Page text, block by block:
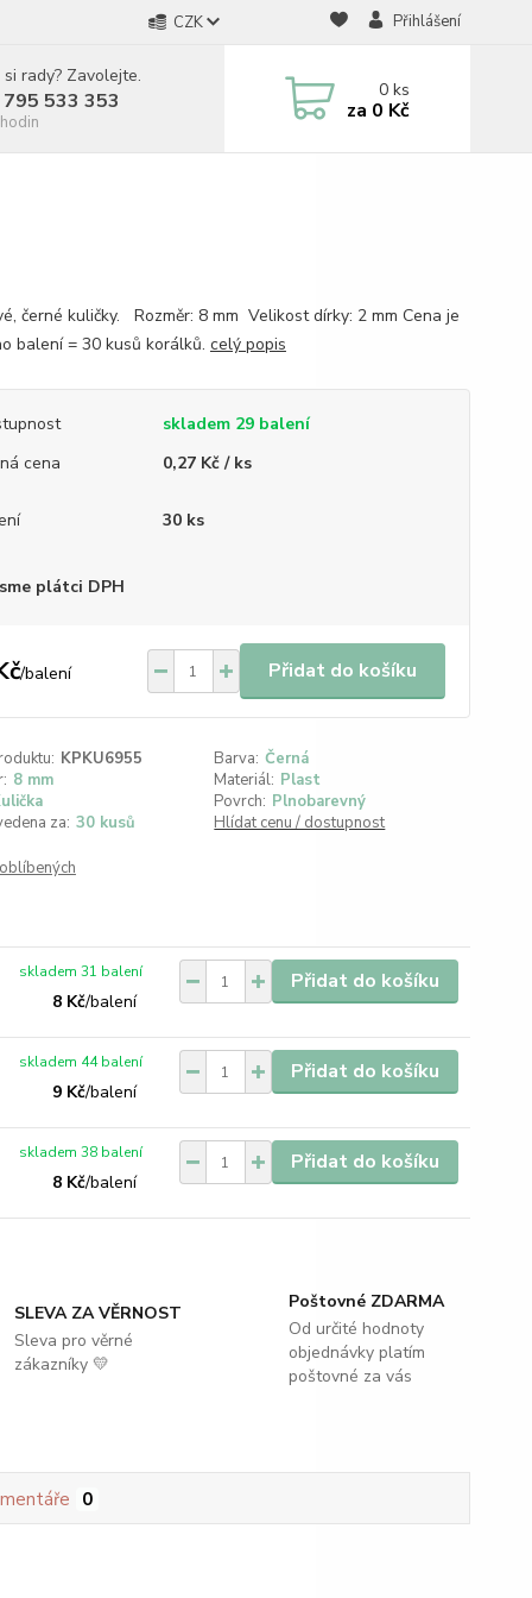
CZK Přihlášení
rady? Zavolejte.
533 353 0ks
za 0 Kč
černé kuličky. Rozměr: 8 mm Velikost dírky: 2 mm Cena je
balení = 30 kusů korálků. celý popis
skladem 29 balení
cena
0,27 Kč / ks
30 ks
plátci DPH
/balení Přidat do košíku
KPKU6955 Barva: Černá
8 mm Materiál: Plast
Povrch: Plnobarevný
za: 30 kusů Hlídat cenu / dostupnost
8 Kč/balení
skladem 31 balení Přidat do košíku
9 Kč/balení
skladem 44 balení Přidat do košíku
8 Kč/balení
skladem 38 balení Přidat do košíku
SLEVA ZA VĚRNOST
Sleva pro věrné
zákazníky 💛
Poštovné ZDARMA
Od určité hodnoty
objednávky platím
poštovné za vás
0